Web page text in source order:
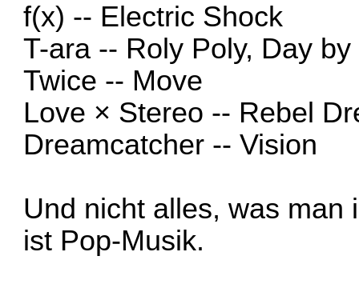
f(x) -- Electric Shock
T-ara -- Roly Poly, Day
Twice -- Move
Love × Stereo -- Rebel
Dreamcatcher --Vision
Und nicht alles, was man
ist Pop-Musik.